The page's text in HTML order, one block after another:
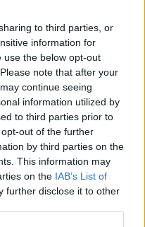
to third parties, or
information for
use the below opt-out
note that after your
continue seeing
information utilized by
to third parties prior to
out of the further
by third parties on the
This information may
on the IAB’s List of
further disclose it to other
μετατρέπει τη
ΤΗΝ ΚΑΤΗΓΟΡΊΑ